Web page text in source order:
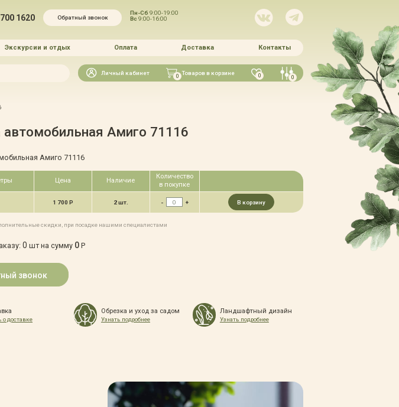
1620 Обратный звонок
Пн-Сб9:00-19:00
Вс9:00-16:00
Экскурсии и отдых Оплата Доставка Контакты
Искать
Личный кабинет 0 Товаров в корзине 0 0
автомобильная Амиго 71116
Амиго 71116
Цена Наличие
Количество
в покупке
1 700 Р 2 шт. - + В корзину
скидки, при посадке нашими специалистами
0 шт на сумму 0Р
звонок
о доставке
Обрезка и уход за садом
Узнать подробнее
Ландшафтный дизайн
Узнать подробнее